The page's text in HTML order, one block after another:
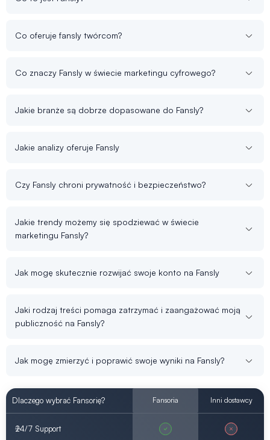
Co oferuje fansly twórcom?
Co znaczy Fansly w świecie marketingu cyfrowego?
Jakie branże są dobrze dopasowane do Fansly?
Jakie analizy oferuje Fansly
Czy Fansly chroni prywatność i bezpieczeństwo?
Jakie trendy możemy się spodziewać w świecie
marketingu Fansly?
Jak mogę skutecznie rozwijać swoje konto na Fansly
Jaki rodzaj treści pomaga zatrzymać i zaangażować moją
publiczność na Fansly?
Jak mogę zmierzyć i poprawić swoje wyniki na Fansly?
Dlaczego wybrać Fansorię? Fansoria Inni dostawcy
24/7 Support